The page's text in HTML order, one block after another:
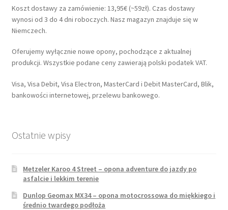
Koszt dostawy za zamówienie: 13,95€ (~59zł). Czas dostawy
wynosi od 3 do 4 dni roboczych. Nasz magazyn znajduje się w
Niemczech.
Oferujemy wyłącznie nowe opony, pochodzące z aktualnej
produkcji. Wszystkie podane ceny zawierają polski podatek VAT.
Visa, Visa Debit, Visa Electron, MasterCard i Debit MasterCard, Blik,
bankowości internetowej, przelewu bankowego.
Ostatnie wpisy
Metzeler Karoo 4 Street – opona adventure do jazdy po
asfalcie i lekkim terenie
Dunlop Geomax MX34 – opona motocrossowa do miękkiego i
średnio twardego podłoża